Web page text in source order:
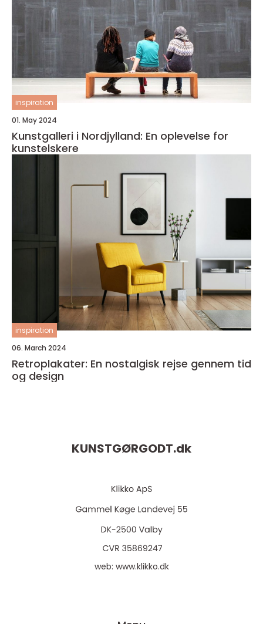
inspiration
01. May 2024
Kunstgalleri i Nordjylland: En oplevelse for
kunstelskere
inspiration
06. March 2024
Retroplakater: En nostalgisk rejse gennem tid
og design
KUNSTGØRGODT.dk
web: www.klikko.dk